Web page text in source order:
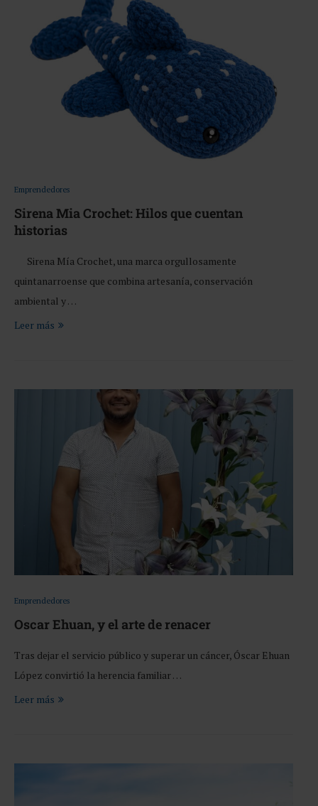
Emprendedores
Sirena Mia Crochet: Hilos que cuentan
historias
Sirena Mía Crochet, una marca orgullosamente
quintanarroense que combina artesanía, conservación
ambiental y …
Leer más
Emprendedores
Oscar Ehuan, y el arte de renacer
Tras dejar el servicio público y superar un cáncer, Óscar Ehuan
López convirtió la herencia familiar …
Leer más